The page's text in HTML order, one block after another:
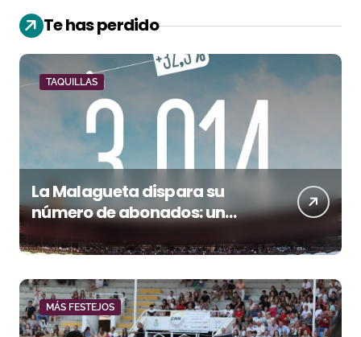
Te has perdido
TAQUILLAS
La Malagueta dispara su
número de abonados: un
aniversario
MÁS FESTEJOS